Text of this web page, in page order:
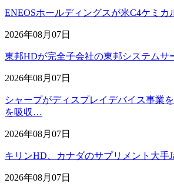
ENEOSホールディングスが米C4ケミ
2026年08月07日
東邦HDが完全子会社の東邦システムサ
2026年08月07日
シャープがディスプレイデバイス事業
を吸収…
2026年08月07日
キリンHD、カナダのサプリメント大手
2026年08月07日